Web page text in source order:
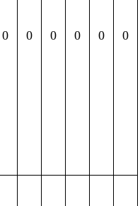
0 0 0 0 0 0